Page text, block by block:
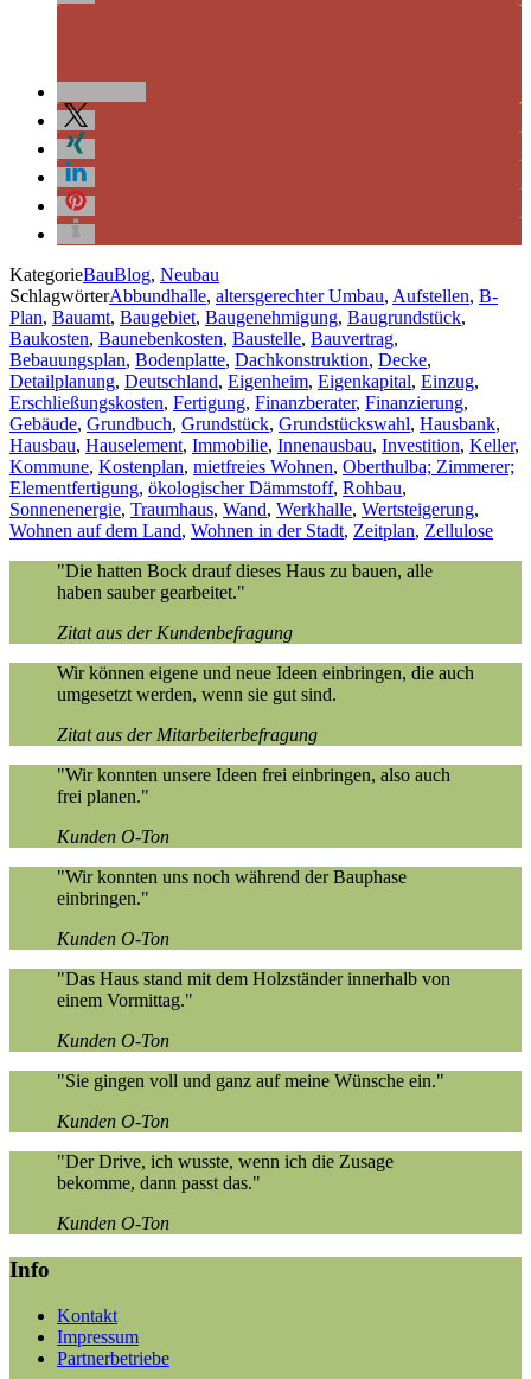
KategorieBauBlog, Neubau
SchlagwörterAbbundhalle, altersgerechter Umbau, Aufstellen, B-
Plan, Bauamt, Baugebiet, Baugenehmigung, Baugrundstück,
Baukosten, Baunebenkosten, Baustelle, Bauvertrag,
Bebauungsplan, Bodenplatte, Dachkonstruktion, Decke,
Detailplanung, Deutschland, Eigenheim, Eigenkapital, Einzug,
Erschließungskosten, Fertigung, Finanzberater, Finanzierung,
Gebäude, Grundbuch, Grundstück, Grundstückswahl, Hausbank,
Hausbau, Hauselement, Immobilie, Innenausbau, Investition, Keller,
Kommune, Kostenplan, mietfreies Wohnen, Oberthulba; Zimmerer;
Elementfertigung, ökologischer Dämmstoff, Rohbau,
Sonnenenergie, Traumhaus, Wand, Werkhalle, Wertsteigerung,
Wohnen auf dem Land, Wohnen in der Stadt, Zeitplan, Zellulose
"Die hatten Bock drauf dieses Haus zu bauen, alle
haben sauber gearbeitet."
Zitat aus der Kundenbefragung
Wir können eigene und neue Ideen einbringen, die auch
umgesetzt werden, wenn sie gut sind.
Zitat aus der Mitarbeiterbefragung
"Wir konnten unsere Ideen frei einbringen, also auch
frei planen."
Kunden O-Ton
"Wir konnten uns noch während der Bauphase
einbringen."
Kunden O-Ton
"Das Haus stand mit dem Holzständer innerhalb von
einem Vormittag."
Kunden O-Ton
"Sie gingen voll und ganz auf meine Wünsche ein."
Kunden O-Ton
"Der Drive, ich wusste, wenn ich die Zusage
bekomme, dann passt das."
Kunden O-Ton
Info
Kontakt
Impressum
Partnerbetriebe